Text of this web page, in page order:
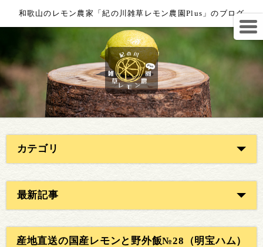
和歌山のレモン農家「紀の川雑草レモン農園Plus」のブログ
カテゴリ
最新記事
産地直送の国産レモンと野外飯№28（明宝ハム）